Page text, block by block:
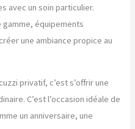
avec un soin particulier.
équipements
une ambiance propice au
privatif, c’est s’offrir une
C’est l’occasion idéale de
un anniversaire, une